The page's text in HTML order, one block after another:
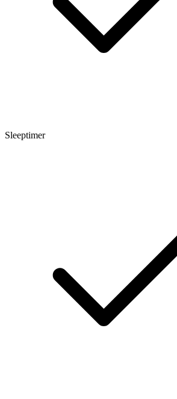
Sleeptimer